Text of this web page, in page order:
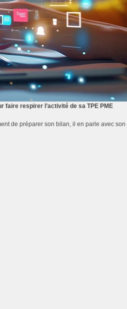
faire respirer l’activité de sa TPE PME
de préparer son bilan, il en parle avec